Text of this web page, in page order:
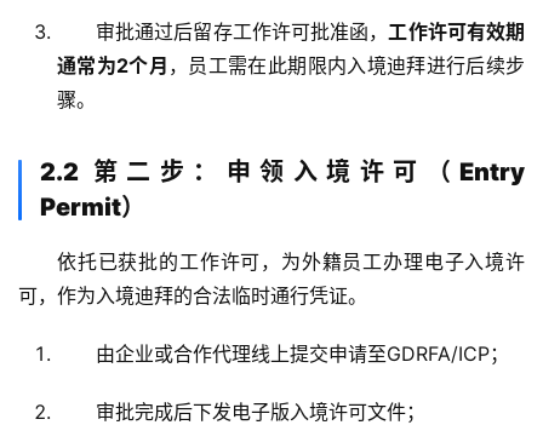
审批通过后留存工作许可批准函，工作许可有效期
通常为2个月 ，员工需在此期限内入境迪拜进行后续步
骤。
2.2 第二步：申领入境许可（Entry
Permit）
依托已获批的工作许可，为外籍员工办理电子入境许
可，作为入境迪拜的合法临时通行凭证。
由企业或合作代理线上提交申请至GDRFA/ICP；
审批完成后下发电子版入境许可文件；